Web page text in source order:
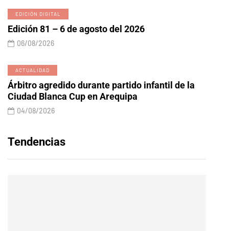
EDICIÓN DIGITAL
Edición 81 – 6 de agosto del 2026
06/08/2026
ACTUALIDAD
Árbitro agredido durante partido infantil de la
Ciudad Blanca Cup en Arequipa
04/08/2026
Tendencias